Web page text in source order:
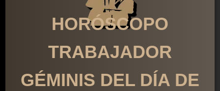
HORÓSCOPO
TRABAJADOR
GÉMINIS DEL DÍA DE